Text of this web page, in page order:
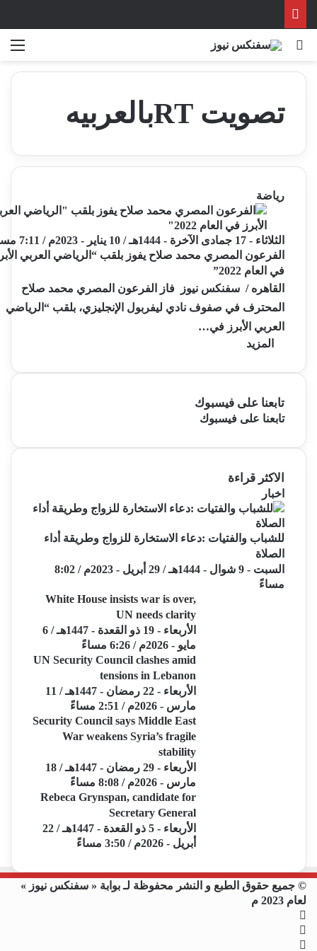
بحث عن
تصويت RTبالعربيه
رياضة
الثلاثاء - 17 جمادى الآخرة - 1444هـ / 10 يناير - 2023م / 7:11 مساءً
الفرعون المصري محمد صلاح يفوز بلقب “الرياضي العربي
في العام 2022”
القاهره / سفنكس نيوز فاز الفرعون المصري محمد صلاح
المحترف في صفوف نادي ليفربول الإنجليزي، بلقب “الرياضي
العربي الأبرز في…
المزيد
تابعنا على فيسبوك
تابعنا على فيسبوك
الاكثر قراءة
اخبار
للشباب والفتيات :دعاء الاستخارة للزواج وطريقة أداء
الصلاة
السبت - 9 شوال - 1444هـ / 29 أبريل - 2023م / 8:02
مساءً
White House insists war is over,
UN needs clarity
الأربعاء - 19 ذو القعدة - 1447هـ / 6
مايو - 2026م / 6:26 مساءً
UN Security Council clashes amid
tensions in Lebanon
الأربعاء - 22 رمضان - 1447هـ / 11
مارس - 2026م / 2:51 مساءً
Security Council says Middle East
War weakens Syria’s fragile
stability
الأربعاء - 29 رمضان - 1447هـ / 18
مارس - 2026م / 8:08 مساءً
Rebeca Grynspan, candidate for
Secretary General
الأربعاء - 5 ذو القعدة - 1447هـ / 22
أبريل - 2026م / 3:50 مساءً
© جميع حقوق الطبع و النشر محفوظة لـ بوابة « سفنكس نيوز »
لعام 2023 م